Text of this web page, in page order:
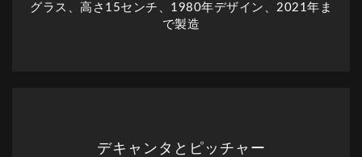
グラス、高さ15センチ、1980年デザイン、2021年ま
で製造
デキャンタとピッチャー